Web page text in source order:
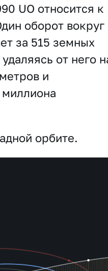
UO относится к
оборот вокруг
за 515 земных
от него
и
орбите.